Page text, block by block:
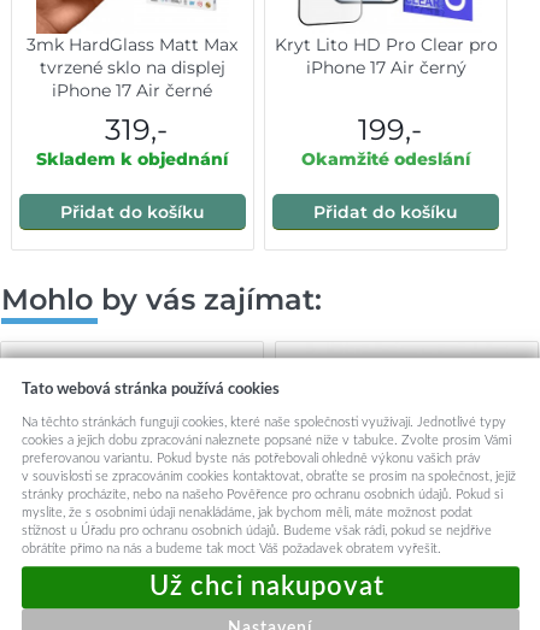
3mk HardGlass Matt Max
tvrzené sklo na displej
iPhone 17 Air černé
319,-
Skladem k objednání
Přidat do košíku
Kryt Lito HD Pro Clear pro
iPhone 17 Air černý
199,-
Okamžité odeslání
Přidat do košíku
Mohlo by vás zajímat:
Tato webová stránka používá cookies
Na těchto stránkách fungují cookies, které naše společnosti využívají. Jednotlivé typy
cookies a jejich dobu zpracování naleznete popsané níže v tabulce. Zvolte prosím Vámi
preferovanou variantu. Pokud byste nás potřebovali ohledně výkonu vašich práv
v souvislosti se zpracováním cookies kontaktovat, obraťte se prosím na společnost, jejíž
stránky procházíte, nebo na našeho Pověřence pro ochranu osobních údajů. Pokud si
myslíte, že s osobními údaji nenakládáme, jak bychom měli, máte možnost podat
stížnost u Úřadu pro ochranu osobních údajů. Budeme však rádi, pokud se nejdříve
obrátíte přímo na nás a budeme tak moct Váš požadavek obratem vyřešit.